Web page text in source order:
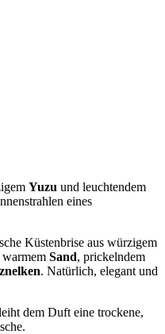
Yuzu und leuchtendem
eines
Küstenbrise aus würzigem
warmem Sand, prickelndem
. Natürlich, elegant und
dem Duft eine trockene,